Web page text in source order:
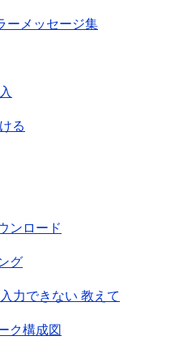
ーメッセージ集
る
ンロード
グ
力できない 教えて
ク構成図